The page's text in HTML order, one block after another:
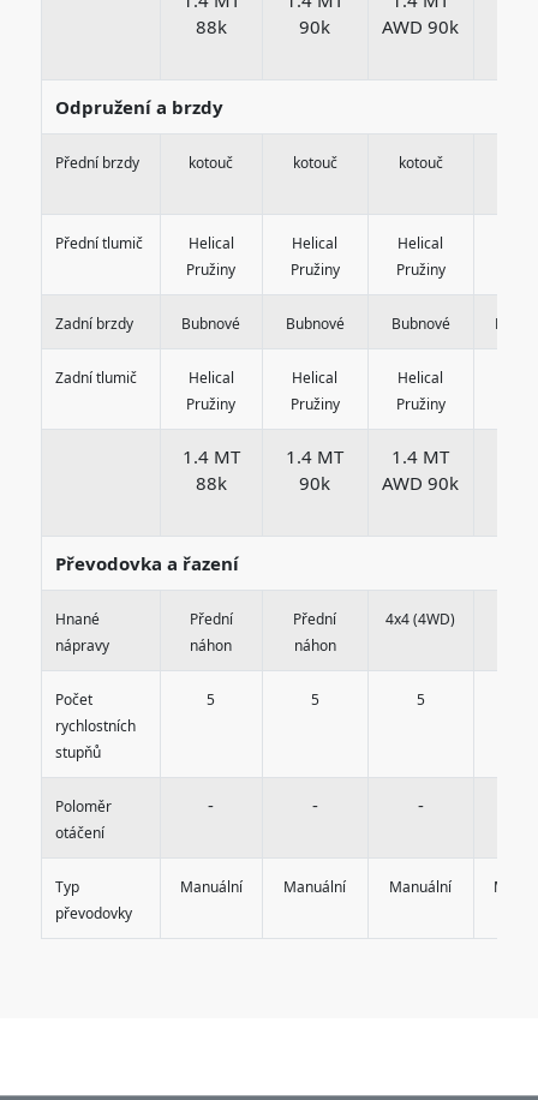
88k
90k
AWD 90k
Odpružení a brzdy
Přední brzdy kotouč kotouč kotouč
Přední tlumič
Helical
Pružiny
Helical
Pružiny
Helical
Pružiny
Zadní brzdy Bubnové Bubnové Bubnové
Zadní tlumič
Helical
Pružiny
Helical
Pružiny
Helical
Pružiny
1.4 MT
88k
1.4 MT
90k
1.4 MT
AWD 90k
Převodovka a řazení
Hnané
nápravy
Přední
náhon
Přední
náhon
4x4 (4WD)
Počet
rychlostních
stupňů
5 5 5
Poloměr
otáčení
- - -
Typ
převodovky
Manuální Manuální Manuální